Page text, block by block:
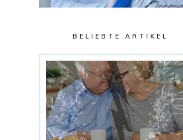
BELIEBTE ARTIKEL